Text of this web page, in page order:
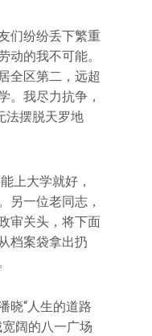
们纷纷丢下繁重
动的我不可能。
全区第二，远超
。我尽力抗争，
法摆脱天罗地
上大学就好，
另一位老同志，
审关头，将下面
档案袋拿出扔
晓“人生的道路
阔的八一广场